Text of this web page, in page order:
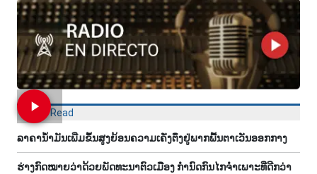
Most Read
ລາ​ຄາ​ນ້ຳ​ມັນ​ເພີ່ມ​ຂຶ້ນ​ສູງ​ຍ້ອນ​ຄວາມ​ເຄັ່ງ​ຕຶງ​ຢູ່​ພາກ​ພື້ນ​ຕາ​ເວັນ​ອອກ​ກາງ
ຮ່າງກົດໝາຍວ່າດ້ວຍພັດທະນາຕົວເມືອງ ກຳນົດກົນໄກຈຳເພາະທີ່ດີກວ່າ